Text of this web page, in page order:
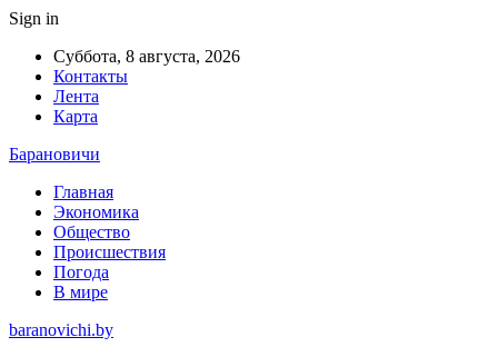
Sign in
Суббота, 8 августа, 2026
Контакты
Лента
Карта
Барановичи
Главная
Экономика
Общество
Происшествия
Погода
В мире
baranovichi.by